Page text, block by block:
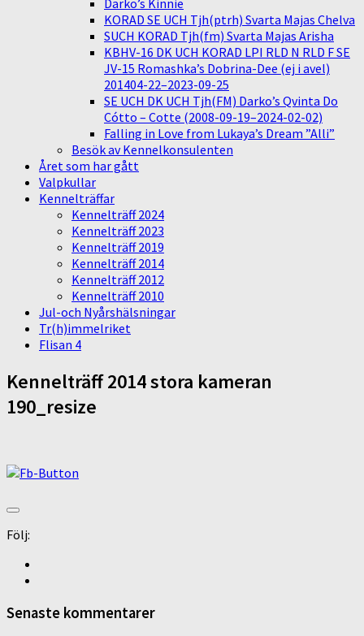
Darko’s Kinnie
KORAD SE UCH Tjh(ptrh) Svarta Majas Chelva
SUCH KORAD Tjh(fm) Svarta Majas Arisha
KBHV-16 DK UCH KORAD LPI RLD N RLD F SE
JV-15 Romashka’s Dobrina-Dee (ej i avel)
201404-22–2023-09-25
SE UCH DK UCH Tjh(FM) Darko’s Qvinta Do
Cótto – Cotte (2008-09-19–2024-02-02)
Falling in Love from Lukaya’s Dream ”Alli”
Besök av Kennelkonsulenten
Året som har gått
Valpkullar
Kennelträffar
Kennelträff 2024
Kennelträff 2023
Kennelträff 2019
Kennelträff 2014
Kennelträff 2012
Kennelträff 2010
Jul-och Nyårshälsningar
Tr(h)immelriket
Flisan 4
Kennelträff 2014 stora kameran
190_resize
Följ:
Senaste kommentarer